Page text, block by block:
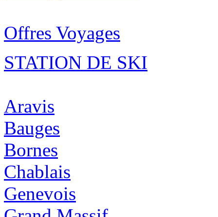
Offres Voyages
STATION DE SKI
Aravis
Bauges
Bornes
Chablais
Genevois